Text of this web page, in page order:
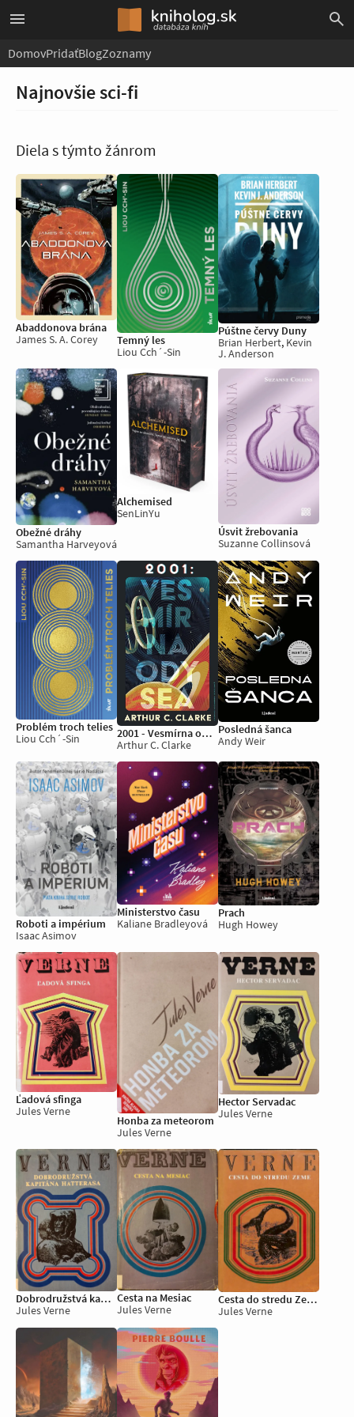
DomovPridaťBlogZoznamy
Najnovšie sci-fi
Diela s týmto žánrom
Abaddonova brána
James S. A. Corey
Temný les
Liou Cch´-Sin
Púštne červy Duny
Brian Herbert, Kevin
J. Anderson
Obežné dráhy
Samantha Harveyová
Alchemised
SenLinYu
Úsvit žrebovania
Suzanne Collinsová
Problém troch telies
Liou Cch´-Sin
2001 - Vesmírna odysea
Arthur C. Clarke
Posledná šanca
Andy Weir
Roboti a impérium
Isaac Asimov
Ministerstvo času
Kaliane Bradleyová
Prach
Hugh Howey
Ľadová sfinga
Jules Verne
Honba za meteorom
Jules Verne
Hector Servadac
Jules Verne
Dobrodružstvá kapitána Hatterasa
Jules Verne
Cesta na Mesiac
Jules Verne
Cesta do stredu Zeme
Jules Verne